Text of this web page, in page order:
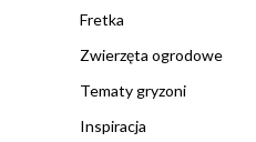
Fretka
Zwierzęta ogrodowe
Tematy gryzoni
Inspiracja